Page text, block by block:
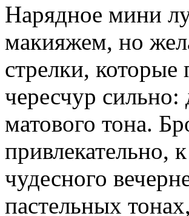
Нарядное мини
макияжем, но
стрелки, которые
чересчур сильно:
матового тона.
привлекательно,
чудесного
пастельных